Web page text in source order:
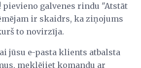
pievieno galvenes rindu "Atstāt
ir skaidrs, ka ziņojums
to novirzīja.
jūsu e-pasta klients atbalsta
meklējiet komandu ar